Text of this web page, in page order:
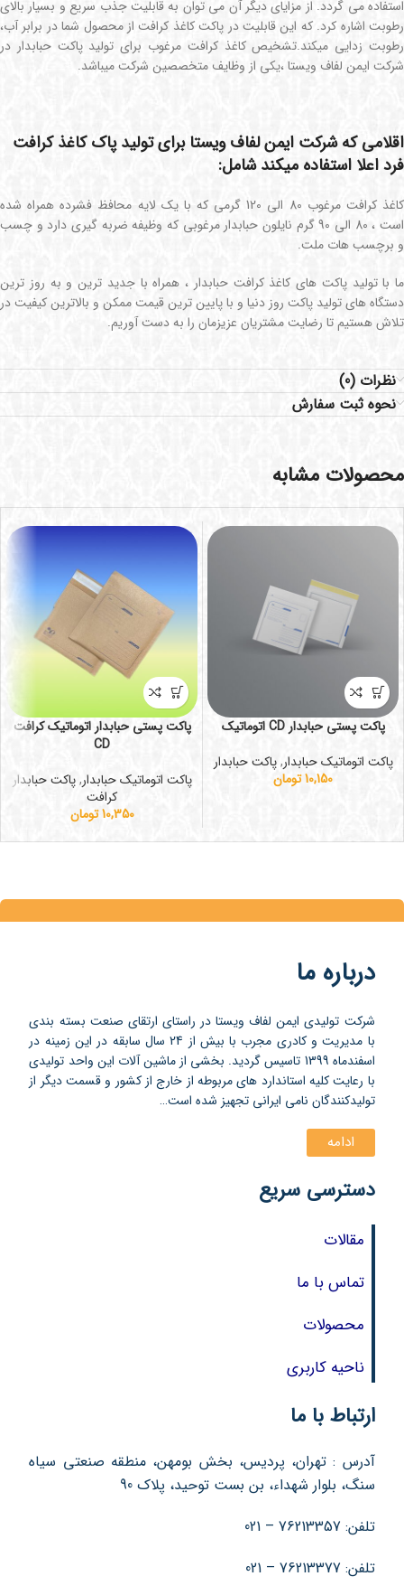
استفاده می گردد. از مزایای دیگر آن می توان به قابلیت جذب سریع و بسیار بالای
رطوبت اشاره کرد. که این قابلیت در پاکت کاغذ کرافت از محصول شما در برابر آب،
رطوبت زدایی میکند.تشخیص کاغذ کرافت مرغوب برای تولید پاکت حبابدار در
شرکت ایمن لفاف ویستا ،یکی از وظایف متخصصین شرکت میباشد.
اقلامی که شرکت ایمن لفاف ویستا برای تولید پاک کاغذ کرافت
فرد اعلا استفاده میکند شامل:
کاغذ کرافت مرغوب 80 الی 120 گرمی که با یک لایه محافظ فشرده همراه شده
است ، 80 الی 90 گرم نایلون حبابدار مرغوبی که وظیفه ضربه گیری دارد و چسب
و برچسب هات ملت.
ما با تولید پاکت های کاغذ کرافت حبابدار ، همراه با جدید ترین و به روز ترین
دستگاه های تولید پاکت روز دنیا و با پایین ترین قیمت ممکن و بالاترین کیفیت در
تلاش هستیم تا رضایت مشتریان عزیزمان را به دست آوریم.
نظرات (0)
نحوه ثبت سفارش
محصولات مشابه
پاکت پستی حبابدار CD اتوماتیک
پاکت اتوماتیک حبابدار,پاکت حبابدار
10,150تومان
پاکت پستی حبابدار اتوماتیک کرافت
CD
پاکت اتوماتیک حبابدار,پاکت حبابدار
کرافت
10,350 تومان
درباره ما
شرکت تولیدی ایمن لفاف ویستا در راستای ارتقای صنعت بسته بندی
با مدیریت و کادری مجرب با بیش از 24 سال سابقه در این زمینه در
اسفندماه 1399 تاسیس گردید. بخشی از ماشین آلات این واحد تولیدی
با رعایت کلیه استاندارد های مربوطه از خارج از کشور و قسمت دیگر از
تولیدکنندگان نامی ایرانی تجهیز شده است…
ادامه
دسترسی سریع
مقالات
تماس با ما
محصولات
ناحیه کاربری
ارتباط با ما
آدرس : تهران، پردیس، بخش بومهن، منطقه صنعتی سیاه
سنگ، بلوار شهداء، بن بست توحید، پلاک 90
تلفن: 76213357 – 021
تلفن: 76213377 – 021